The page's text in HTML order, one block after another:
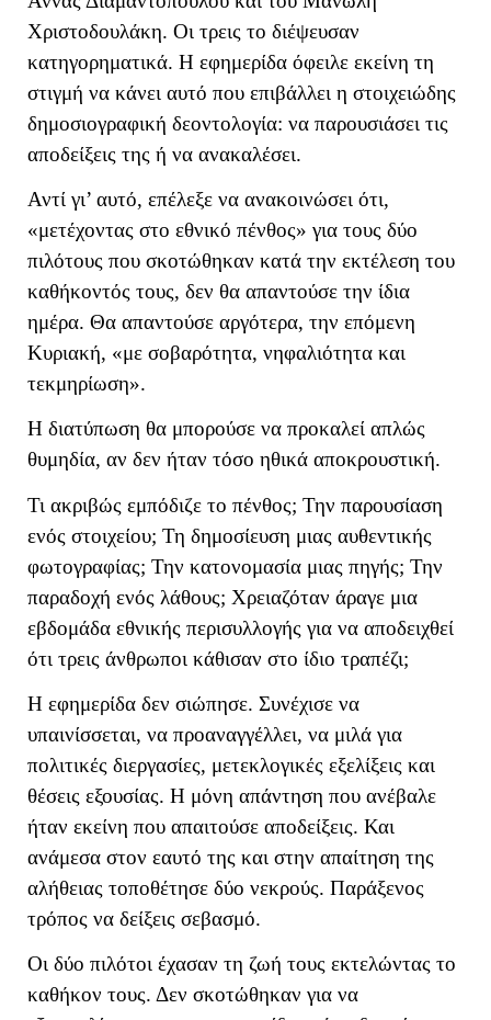
Χριστοδουλάκη. Οι τρεις το διέψευσαν
κατηγορηματικά. Η εφημερίδα όφειλε εκείνη τη
στιγμή να κάνει αυτό που επιβάλλει η στοιχειώδης
δημοσιογραφική δεοντολογία: να παρουσιάσει τις
αποδείξεις της ή να ανακαλέσει.
Αντί γι’ αυτό, επέλεξε να ανακοινώσει ότι,
«μετέχοντας στο εθνικό πένθος» για τους δύο
πιλότους που σκοτώθηκαν κατά την εκτέλεση του
καθήκοντός τους, δεν θα απαντούσε την ίδια
ημέρα. Θα απαντούσε αργότερα, την επόμενη
Κυριακή, «με σοβαρότητα, νηφαλιότητα και
τεκμηρίωση».
Η διατύπωση θα μπορούσε να προκαλεί απλώς
θυμηδία, αν δεν ήταν τόσο ηθικά αποκρουστική.
Τι ακριβώς εμπόδιζε το πένθος; Την παρουσίαση
ενός στοιχείου; Τη δημοσίευση μιας αυθεντικής
φωτογραφίας; Την κατονομασία μιας πηγής; Την
παραδοχή ενός λάθους; Χρειαζόταν άραγε μια
εβδομάδα εθνικής περισυλλογής για να αποδειχθεί
ότι τρεις άνθρωποι κάθισαν στο ίδιο τραπέζι;
Η εφημερίδα δεν σιώπησε. Συνέχισε να
υπαινίσσεται, να προαναγγέλλει, να μιλά για
πολιτικές διεργασίες, μετεκλογικές εξελίξεις και
θέσεις εξουσίας. Η μόνη απάντηση που ανέβαλε
ήταν εκείνη που απαιτούσε αποδείξεις. Και
ανάμεσα στον εαυτό της και στην απαίτηση της
αλήθειας τοποθέτησε δύο νεκρούς. Παράξενος
τρόπος να δείξεις σεβασμό.
Οι δύο πιλότοι έχασαν τη ζωή τους εκτελώντας το
καθήκον τους. Δεν σκοτώθηκαν για να